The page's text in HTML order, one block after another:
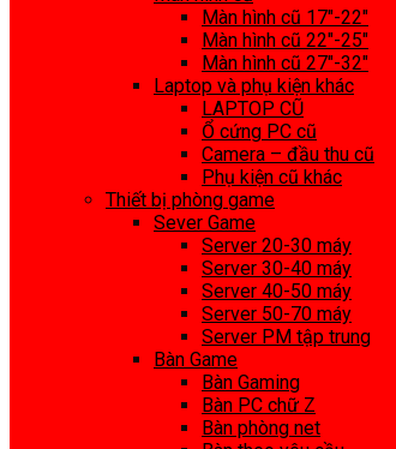
Màn hình cũ 17″-22″
Màn hình cũ 22″-25″
Màn hình cũ 27″-32″
Laptop và phụ kiện khác
LAPTOP CŨ
Ổ cứng PC cũ
Camera – đầu thu cũ
Phụ kiện cũ khác
Thiết bị phòng game
Sever Game
Server 20-30 máy
Server 30-40 máy
Server 40-50 máy
Server 50-70 máy
Server PM tập trung
Bàn Game
Bàn Gaming
Bàn PC chữ Z
Bàn phòng net